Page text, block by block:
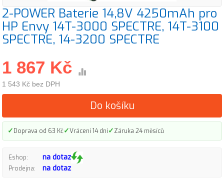
2-POWER Baterie 14,8V 4250mAh pro
HP Envy 14T-3000 SPECTRE, 14T-3100
SPECTRE, 14-3200 SPECTRE
1 867 Kč
1 543 Kč bez DPH
Do košíku
✓Doprava od 63 Kč✓Vrácení 14 dní✓Záruka 24 měsíců
Eshop: na dotaz
Prodejna: na dotaz